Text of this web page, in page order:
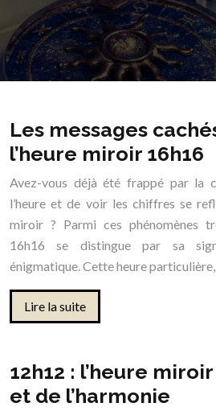
Les messages
l’heure miroir 16h16
Avez-vous déjà été frappé par la
l’heure et de voir les chiffres se
miroir ? Parmi ces phénomènes
16h16 se distingue par sa
énigmatique. Cette heure
Lire la suite
12h12 : l’heure
et de l’harmonie